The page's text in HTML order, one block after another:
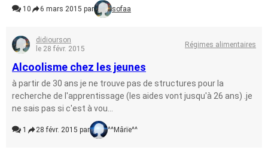
10 6 mars 2015 par sofaa
didiourson
le 28 févr. 2015
Régimes alimentaires
Alcoolisme chez les jeunes
à partir de 30 ans je ne trouve pas de structures pour la
recherche de l'apprentissage (les aides vont jusqu'à 26 ans) .je
ne sais pas si c'est à vou...
1 28 févr. 2015 par ^^Mârïe^^